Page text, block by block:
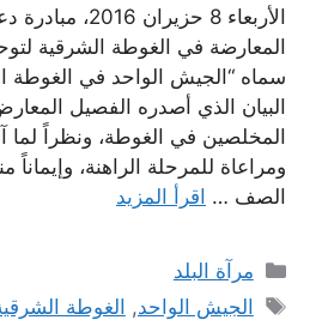
الأربعاء 8 حزيران
المعارضة في الغوطة الشرقية
سماه “الجيش الواحد في الغوطة
البيان الذي أصدره الفصيل
المخلصين في الغوطة، ونظراً لما
ومراعاة للمرحلة الراهنة،
الصف … اقرأ المزيد
التصنيفات
مرآة البلد
الوسوم
الجيش الواحد, الغوطة